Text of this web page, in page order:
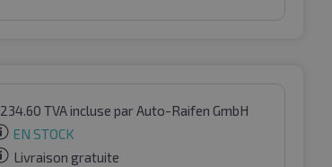
234.60 TVA incluse par Auto-Raifen GmbH
EN STOCK
Livraison gratuite